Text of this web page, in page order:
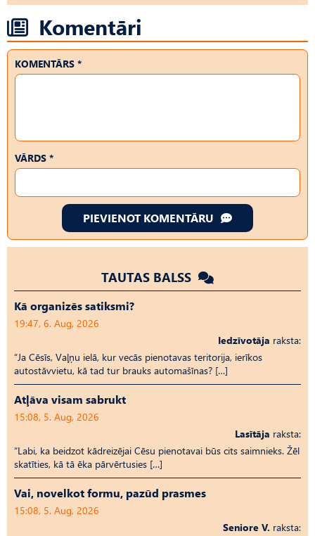
Komentāri
KOMENTĀRS *
VĀRDS *
PIEVIENOT KOMENTĀRU
TAUTAS BALSS
Kā organizēs satiksmi?
19:47, 6. Aug, 2026
Iedzīvotāja raksta:
“Ja Cēsīs, Vaļņu ielā, kur vecās pienotavas teritorija, ierīkos
autostāvvietu, kā tad tur brauks automašīnas? […]
Atļāva visam sabrukt
15:08, 5. Aug, 2026
Lasītāja raksta:
“Labi, ka beidzot kādreizējai Cēsu pienotavai būs cits saimnieks. Žēl
skatīties, kā tā ēka pārvērtusies […]
Vai, novelkot formu, pazūd prasmes
15:08, 5. Aug, 2026
Seniore V. raksta: